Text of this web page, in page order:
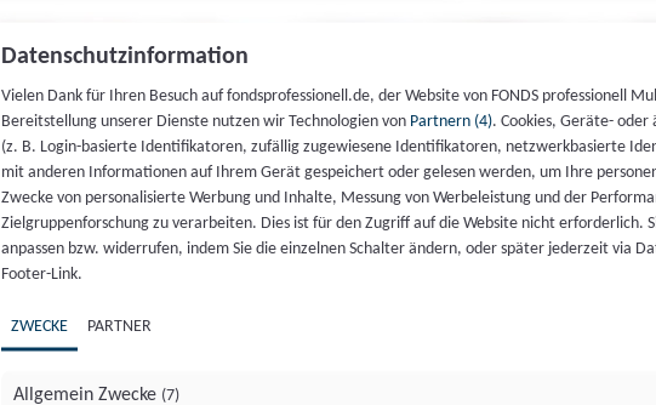
Datenschutzinformation
Vielen Dank für Ihren Besuch auf fondsprofessionell.de, der Website von FONDS professionell
Bereitstellung unserer Dienste nutzen wir Technologien von Partnern (4). Cookies, Geräte-
(z. B. Login-basierte Identifikatoren, zufällig zugewiesene Identifikatoren, netzwerkbasierte
mit anderen Informationen auf Ihrem Gerät gespeichert oder gelesen werden, um Ihre
Zwecke von personalisierte Werbung und Inhalte, Messung von Werbeleistung und der
Zielgruppenforschung zu verarbeiten. Dies ist für den Zugriff auf die Website nicht erforderlich.
anpassen bzw. widerrufen, indem Sie die einzelnen Schalter ändern, oder später jederzeit via
Footer-Link.
ZWECKE PARTNER
Allgemein Zwecke (7)